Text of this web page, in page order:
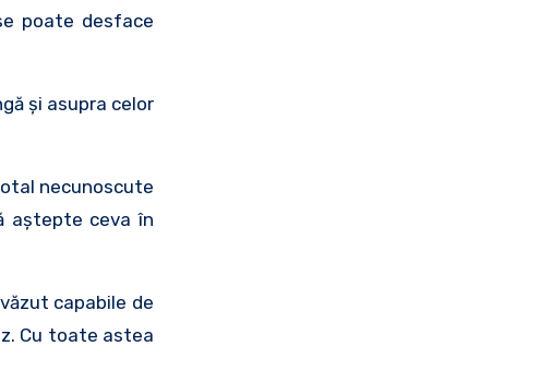
poate desface
şi asupra celor
necunoscute
aştepte ceva în
capabile de
Cu toate astea